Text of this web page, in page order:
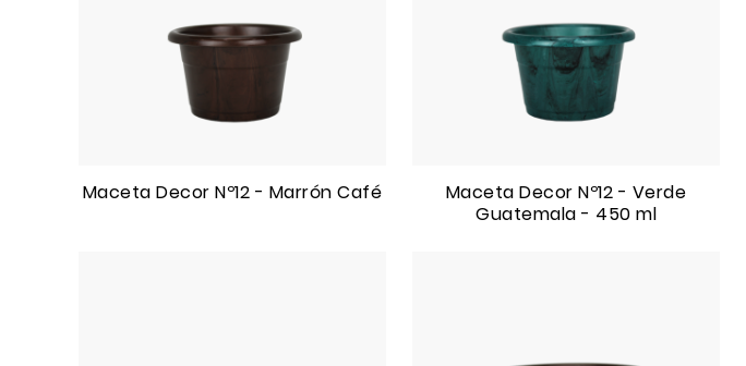
Maceta Decor Nº12 - Marrón Café
Maceta Decor Nº12 - Verde
Guatemala - 450 ml